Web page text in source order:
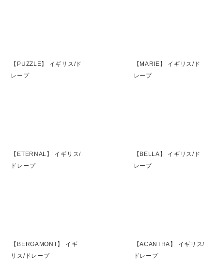
【PUZZLE】 イギリス/ド
レープ
【MARIE】 イギリス/ド
レープ
【ETERNAL】 イギリス/
ドレープ
【BELLA】 イギリス/ド
レープ
【BERGAMONT】 イギ
リス/ドレープ
【ACANTHA】 イギリス/
ドレープ